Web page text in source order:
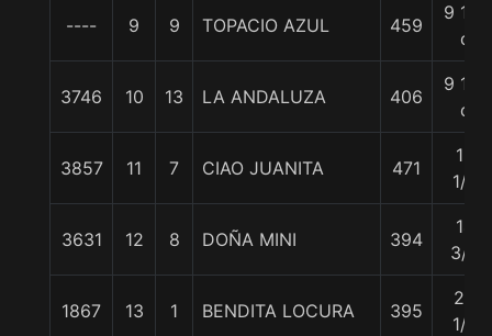
---- 9 9 TOPACIO AZUL 459
9 1/4
c
3746 10 13 LA ANDALUZA 406
9 1/4
c
3857 11 7 CIAO JUANITA 471
13
1/2
3631 12 8 DOÑA MINI 394
14
3/4
1867 13 1 BENDITA LOCURA 395
25
1/4